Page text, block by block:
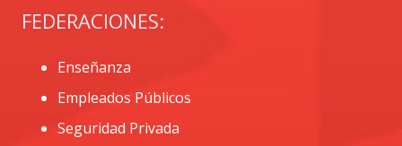
FEDERACIONES:
Enseñanza
Empleados Públicos
Seguridad Privada